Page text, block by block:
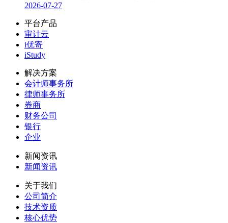
2026-07-27
平台产品
审计云
i优寄
iStudy
解决方案
会计师事务所
律师事务所
券商
财务公司
银行
企业
新闻资讯
新闻资讯
关于我们
公司简介
技术资质
核心优势